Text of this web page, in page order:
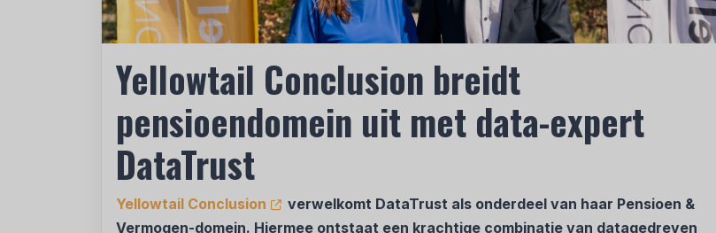
Yellowtail Conclusion breidt
pensioendomein uit met data-expert
DataTrust
Yellowtail Conclusion
verwelkomt DataTrust als onderdeel van haar Pensioen &
Vermogen-domein. Hiermee ontstaat een krachtige combinatie van datagedreven